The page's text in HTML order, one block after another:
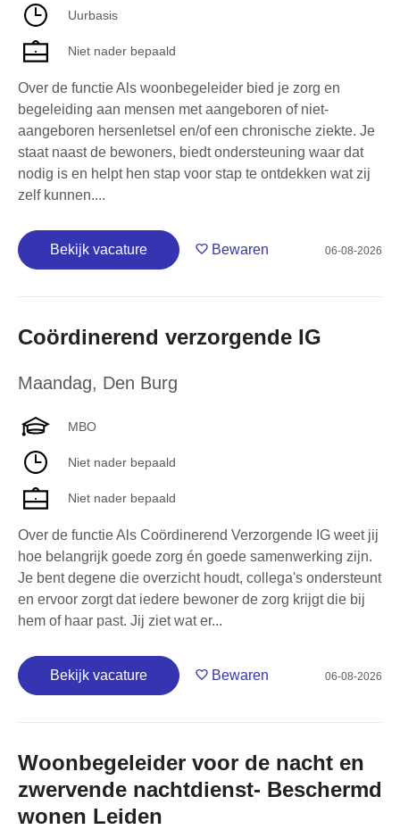
Uurbasis
Niet nader bepaald
Over de functie Als woonbegeleider bied je zorg en
begeleiding aan mensen met aangeboren of niet-
aangeboren hersenletsel en/of een chronische ziekte. Je
staat naast de bewoners, biedt ondersteuning waar dat
nodig is en helpt hen stap voor stap te ontdekken wat zij
zelf kunnen....
Bekijk vacature Bewaren 06-08-2026
Coördinerend verzorgende IG
Maandag, Den Burg
MBO
Niet nader bepaald
Niet nader bepaald
Over de functie Als Coördinerend Verzorgende IG weet jij
hoe belangrijk goede zorg én goede samenwerking zijn.
Je bent degene die overzicht houdt, collega's ondersteunt
en ervoor zorgt dat iedere bewoner de zorg krijgt die bij
hem of haar past. Jij ziet wat er...
Bekijk vacature Bewaren 06-08-2026
Woonbegeleider voor de nacht en
zwervende nachtdienst- Beschermd
wonen Leiden